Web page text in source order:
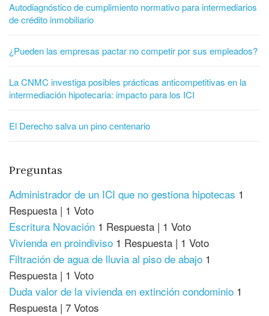
Autodiagnóstico de cumplimiento normativo para intermediarios
de crédito inmobiliario
¿Pueden las empresas pactar no competir por sus empleados?
La CNMC investiga posibles prácticas anticompetitivas en la
intermediación hipotecaria: impacto para los ICI
El Derecho salva un pino centenario
Preguntas
Administrador de un ICI que no gestiona hipotecas 1
Respuesta | 1 Voto
Escritura Novación 1 Respuesta | 1 Voto
Vivienda en proindiviso 1 Respuesta | 1 Voto
Filtración de agua de lluvia al piso de abajo 1
Respuesta | 1 Voto
Duda valor de la vivienda en extinción condominio 1
Respuesta | 7 Votos